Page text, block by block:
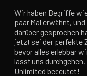
Wir haben Begriffe
paar Mal erwähnt,
darüber gesprochen
jetzt sei der perfekte
bevor alles erlebbar
lasst uns
Unlimited bedeutet!